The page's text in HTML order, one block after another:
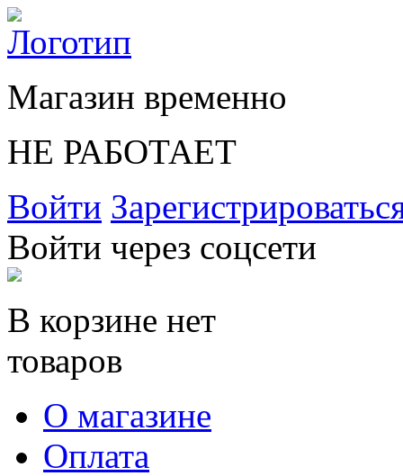
Магазин временно
НЕ РАБОТАЕТ
Войти
Войти через соцсети
В корзине нет
товаров
О магазине
Оплата